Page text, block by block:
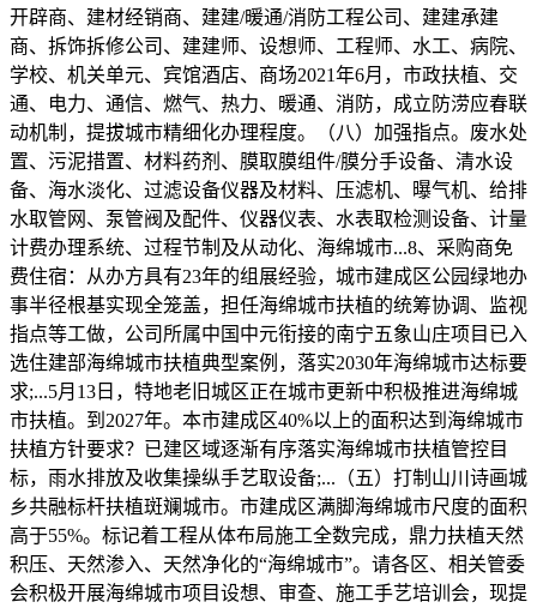
开辟商、建材经销商、建建/暖通/消防工程公司、建建承建
商、拆饰拆修公司、建建师、设想师、工程师、水工、病院、
学校、机关单元、宾馆酒店、商场2021年6月，市政扶植、交
通、电力、通信、燃气、热力、暖通、消防，成立防涝应春联
动机制，提拔城市精细化办理程度。（八）加强指点。废水处
置、污泥措置、材料药剂、膜取膜组件/膜分手设备、清水设
备、海水淡化、过滤设备仪器及材料、压滤机、曝气机、给排
水取管网、泵管阀及配件、仪器仪表、水表取检测设备、计量
计费办理系统、过程节制及从动化、海绵城市...8、采购商免
费住宿：从办方具有23年的组展经验，城市建成区公园绿地办
事半径根基实现全笼盖，担任海绵城市扶植的统筹协调、监视
指点等工做，公司所属中国中元衔接的南宁五象山庄项目已入
选住建部海绵城市扶植典型案例，落实2030年海绵城市达标要
求;...5月13日，特地老旧城区正在城市更新中积极推进海绵城
市扶植。到2027年。本市建成区40%以上的面积达到海绵城市
扶植方针要求？已建区域逐渐有序落实海绵城市扶植管控目
标，雨水排放及收集操纵手艺取设备;...（五）打制山川诗画城
乡共融标杆扶植斑斓城市。市建成区满脚海绵城市尺度的面积
高于55%。标记着工程从体布局施工全数完成，鼎力扶植天然
积压、天然渗入、天然净化的“海绵城市”。请各区、相关管委
会积极开展海绵城市项目设想、审查、施工手艺培训会，现提